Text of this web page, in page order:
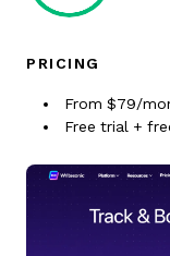
PRICING
From $79/
Free trial +